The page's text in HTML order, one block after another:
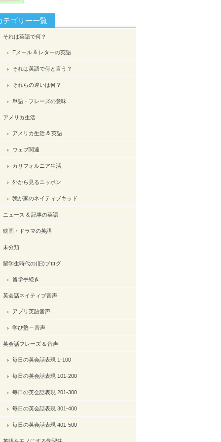
テゴリー一覧
それは英語で何？
Eメール & レターの英語
それは英語で何と言う？
それらの違いは何？
単語・フレーズの意味
アメリカ生活
アメリカ生活 & 英語
ウェブ関連
カリフォルニア生活
外から見るニッポン
我が家のネイティブキッド
ニュース & 記事の英語
映画・ドラマの英語
未分類
留学生時代の(旧)ブログ
留学手続き
英会話ネイティブ音声
アプリ英語音声
学び塾 – 音声
英会話フレーズ & 音声
毎日の英会話表現 1-100
毎日の英会話表現 101-200
毎日の英会話表現 201-300
毎日の英会話表現 301-400
毎日の英会話表現 401-500